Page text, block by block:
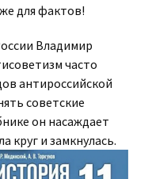
для фактов!
Владимир
часто
антироссийской
советские
он насаждает
круг и замкнулась.